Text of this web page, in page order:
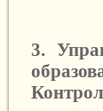
3.